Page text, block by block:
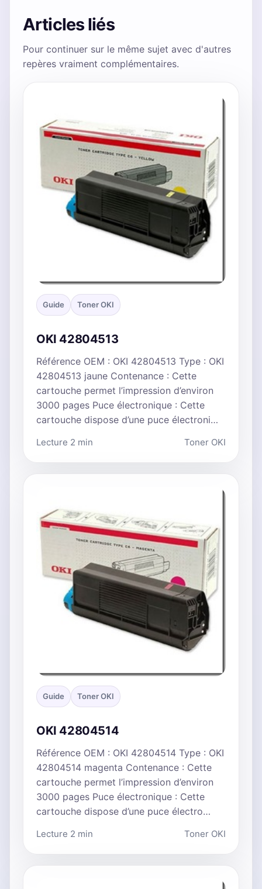
Articles liés
Pour continuer sur le même sujet avec d'autres
repères vraiment complémentaires.
Guide Toner OKI
OKI 42804513
Référence OEM : OKI 42804513 Type : OKI
42804513 jaune Contenance : Cette
cartouche permet l’impression d’environ
3000 pages Puce électronique : Cette
cartouche dispose d’une puce électroni…
Lecture 2 min Toner OKI
Guide Toner OKI
OKI 42804514
Référence OEM : OKI 42804514 Type : OKI
42804514 magenta Contenance : Cette
cartouche permet l’impression d’environ
3000 pages Puce électronique : Cette
cartouche dispose d’une puce électro…
Lecture 2 min Toner OKI